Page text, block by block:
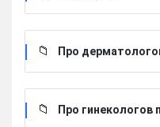
Про
Про гинекологов